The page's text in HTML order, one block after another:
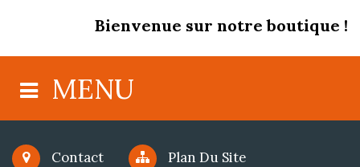
Bienvenue sur notre boutique !
MENU
Contact Plan Du Site